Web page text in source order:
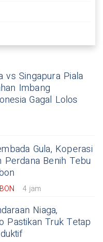
vs Singapura Piala
Imbang
Gagal Lolos
Gula, Koperasi
Perdana Benih Tebu
4 jam
Niaga,
Pastikan Truk Tetap